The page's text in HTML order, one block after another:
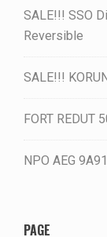
SALE!!! SSO
Reversible
SALE!!!
FORT REDUT
NPO AEG
PAGE